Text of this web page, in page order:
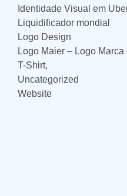
Identidade Visual em
Liquidificador mondial
Logo Design
Logo Maier – Logo
T-Shirt,
Uncategorized
Website